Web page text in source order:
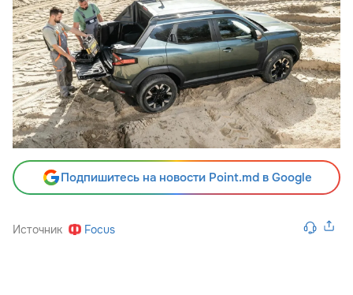
Подпишитесь на новости Point.md в Google
Источник Focus